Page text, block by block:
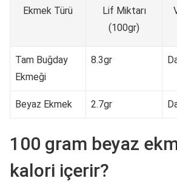
Ekmek Türü
Lif Miktarı
(100gr)
Tam Buğday
Ekmeği
8.3gr
Beyaz Ekmek 2.7gr
100 gram beyaz
kalori içerir?